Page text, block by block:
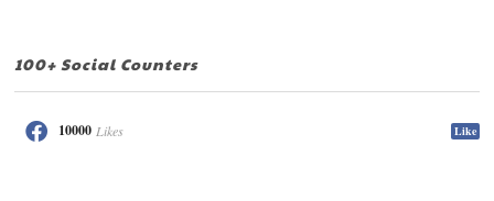
100+ Social Counters
10000 Likes Like